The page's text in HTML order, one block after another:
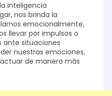
inteligencia
nos brinda la
emocionalmente,
llevar por impulsos o
situaciones
nuestras emociones,
de manera más